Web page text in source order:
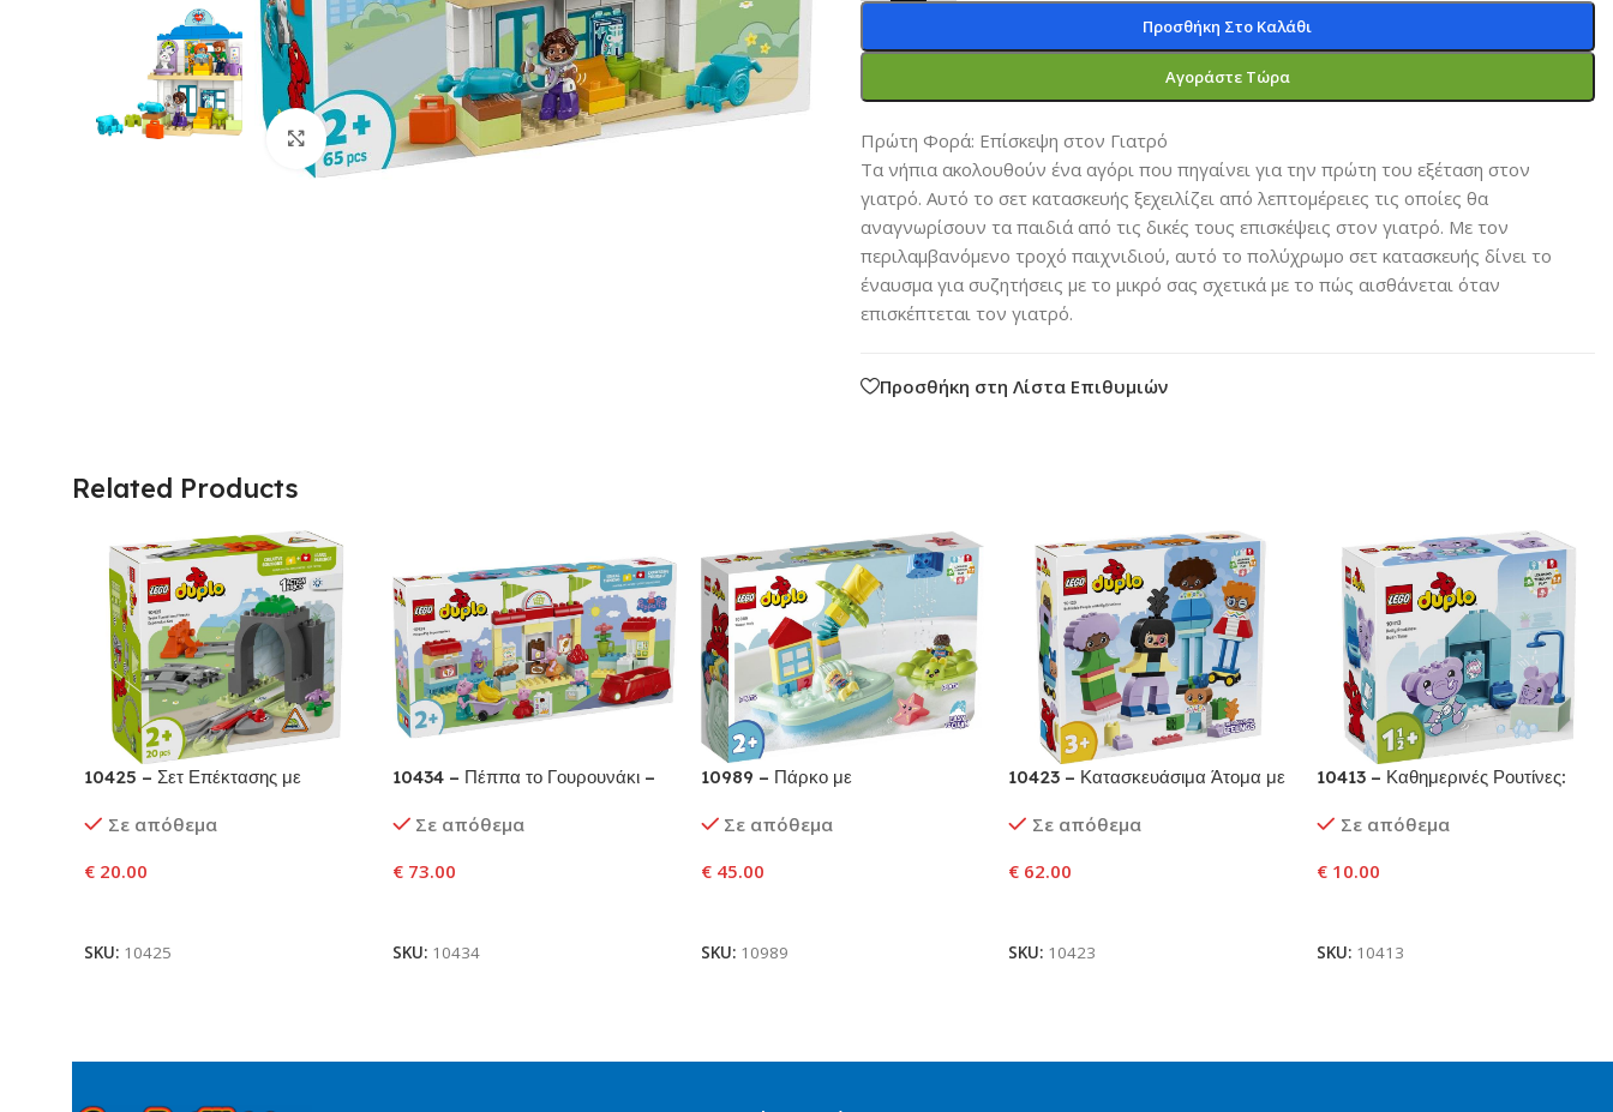
Click to enlarge
Προσθήκη Στο Καλάθι
Αγοράστε Τώρα
Πρώτη Φορά: Επίσκεψη στον Γιατρό
Τα νήπια ακολουθούν ένα αγόρι που πηγαίνει για την πρώτη του εξέταση στον
γιατρό. Αυτό το σετ κατασκευής ξεχειλίζει από λεπτομέρειες τις οποίες θα
αναγνωρίσουν τα παιδιά από τις δικές τους επισκέψεις στον γιατρό. Με τον
περιλαμβανόμενο τροχό παιχνιδιού, αυτό το πολύχρωμο σετ κατασκευής δίνει το
έναυσμα για συζητήσεις με το μικρό σας σχετικά με το πώς αισθάνεται όταν
επισκέπτεται τον γιατρό.
Προσθήκη στη Λίστα Επιθυμιών
Related Products
10425 – Σετ Επέκτασης με
Σε απόθεμα
€ 20.00
SKU: 10425
10434 – Πέππα το Γουρουνάκι –
Σε απόθεμα
€73.00
SKU: 10434
10989 – Πάρκο με
Σε απόθεμα
€45.00
SKU: 10989
10423 – Κατασκευάσιμα Άτομα με
Σε απόθεμα
€ 62.00
SKU: 10423
10413 – Καθημερινές Ρουτίνες:
Σε απόθεμα
€ 10.00
SKU: 10413